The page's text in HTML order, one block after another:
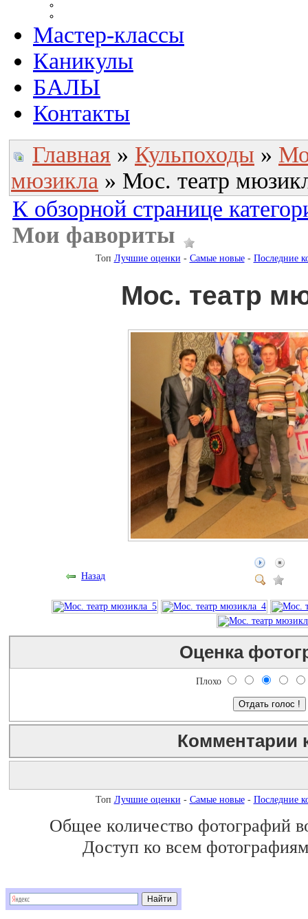
Мастер-классы
Каникулы
БАЛЫ
Контакты
Главная » Кульпоходы »
мюзикла » Мос. театр
К обзорной странице
Мои фавориты
Топ Лучшие оценки - Самые новые- Последние
Мос. театр
Назад
Оценка
Плохо
Комментарии
Незарегистрированным пользователям комментарии не
вкл.
Топ Лучшие оценки - Самые новые- Последние
Общее количество фотографий
Доступ ко всем